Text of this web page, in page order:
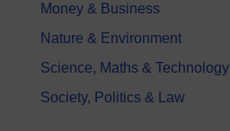
Money & Business
Nature & Environment
Science, Maths & Technology
Society, Politics & Law